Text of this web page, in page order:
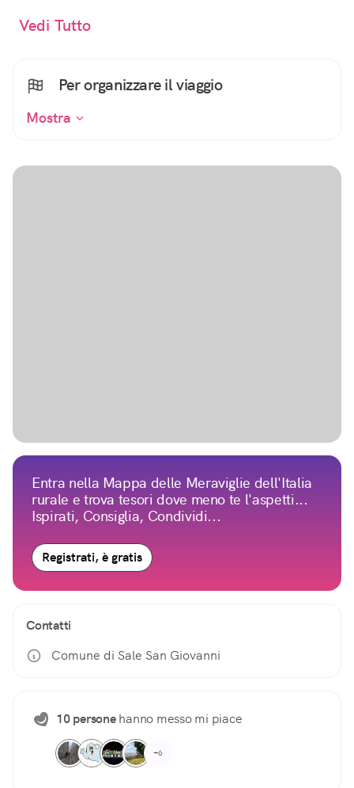
Vedi Tutto
Per organizzare il viaggio
Mostra
Entra nella Mappa delle Meraviglie dell'Italia
rurale e trova tesori dove meno te l'aspetti...
Ispirati, Consiglia, Condividi...
Registrati, è gratis
Contatti
Comune di Sale San Giovanni
10 personehanno messo mi piace
+6